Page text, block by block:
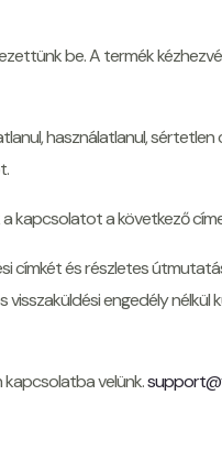
be. A termék
használatlanul, sértetlen
kapcsolatot a következő
címkét és részletes
engedély nélkül
velünk.